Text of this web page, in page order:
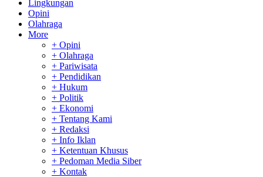
Lingkungan
Opini
Olahraga
More
+ Opini
+ Olahraga
+ Pariwisata
+ Pendidikan
+ Hukum
+ Politik
+ Ekonomi
+ Tentang Kami
+ Redaksi
+ Info Iklan
+ Ketentuan Khusus
+ Pedoman Media Siber
+ Kontak